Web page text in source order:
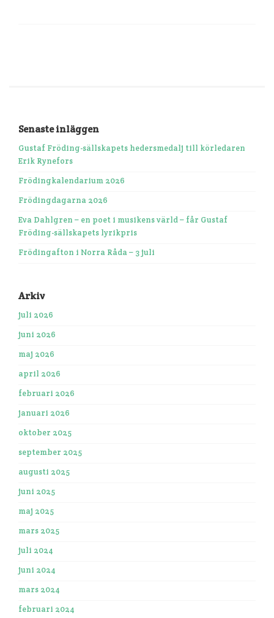
Senaste inläggen
Gustaf Fröding-sällskapets hedersmedalj till körledaren
Erik Rynefors
Frödingkalendarium 2026
Frödingdagarna 2026
Eva Dahlgren – en poet i musikens värld – får Gustaf
Fröding-sällskapets lyrikpris
Frödingafton i Norra Råda – 3 juli
Arkiv
juli 2026
juni 2026
maj 2026
april 2026
februari 2026
januari 2026
oktober 2025
september 2025
augusti 2025
juni 2025
maj 2025
mars 2025
juli 2024
juni 2024
mars 2024
februari 2024